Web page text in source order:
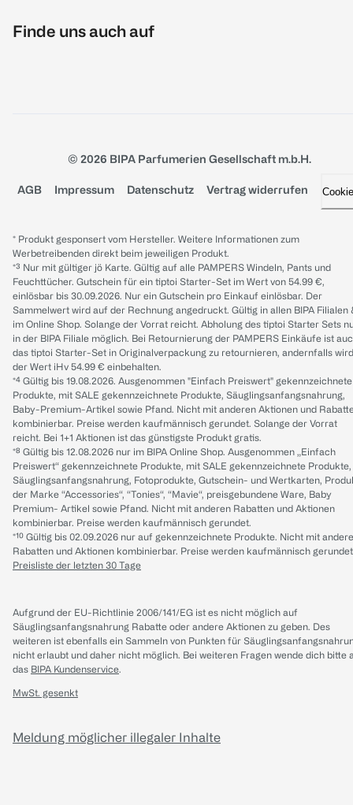
Finde uns auch auf
© 2026 BIPA Parfumerien Gesellschaft m.b.H.
AGB Impressum Datenschutz Vertrag widerrufen
* Produkt gesponsert vom Hersteller. Weitere Informationen zum
Werbetreibenden direkt beim jeweiligen Produkt.
*³ Nur mit gültiger jö Karte. Gültig auf alle PAMPERS Windeln, Pants und
Feuchttücher. Gutschein für ein tiptoi Starter-Set im Wert von 54.99 €,
einlösbar bis 30.09.2026. Nur ein Gutschein pro Einkauf einlösbar. Der
Sammelwert wird auf der Rechnung angedruckt. Gültig in allen BIPA Filialen
im Online Shop. Solange der Vorrat reicht. Abholung des tiptoi Starter Sets
in der BIPA Filiale möglich. Bei Retournierung der PAMPERS Einkäufe ist
das tiptoi Starter-Set in Originalverpackung zu retournieren, andernfalls wird
der Wert iHv 54.99 € einbehalten.
*⁴ Gültig bis 19.08.2026. Ausgenommen "Einfach Preiswert" gekennzeichnete
Produkte, mit SALE gekennzeichnete Produkte, Säuglingsanfangsnahrung,
Baby-Premium-Artikel sowie Pfand. Nicht mit anderen Aktionen und
kombinierbar. Preise werden kaufmännisch gerundet. Solange der Vorrat
reicht. Bei 1+1 Aktionen ist das günstigste Produkt gratis.
*⁸ Gültig bis 12.08.2026 nur im BIPA Online Shop. Ausgenommen „Einfach
Preiswert“ gekennzeichnete Produkte, mit SALE gekennzeichnete Produkte,
Säuglingsanfangsnahrung, Fotoprodukte, Gutschein- und Wertkarten,
der Marke “Accessories“, “Tonies“, “Mavie“, preisgebundene Ware, Baby
Premium- Artikel sowie Pfand. Nicht mit anderen Rabatten und Aktionen
kombinierbar. Preise werden kaufmännisch gerundet.
*¹⁰ Gültig bis 02.09.2026 nur auf gekennzeichnete Produkte. Nicht mit
Rabatten und Aktionen kombinierbar. Preise werden kaufmännisch
Preisliste der letzten 30 Tage
Aufgrund der EU-Richtlinie 2006/141/EG ist es nicht möglich auf
Säuglingsanfangsnahrung Rabatte oder andere Aktionen zu geben. Des
weiteren ist ebenfalls ein Sammeln von Punkten für
nicht erlaubt und daher nicht möglich. Bei weiteren Fragen wende dich bitte
das BIPA Kundenservice.
MwSt. gesenkt
Meldung möglicher illegaler Inhalte